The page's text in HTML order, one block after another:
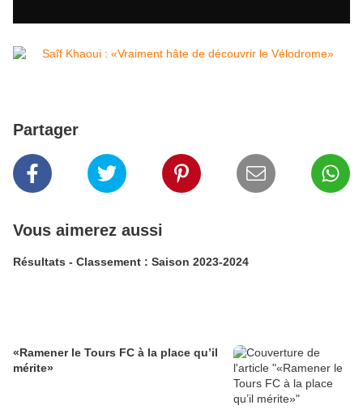
Partager
Vous aimerez aussi
Résultats - Classement : Saison 2023-2024
«Ramener le Tours FC à la place qu’il
mérite»